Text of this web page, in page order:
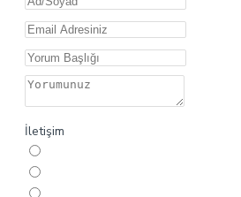
İletişim